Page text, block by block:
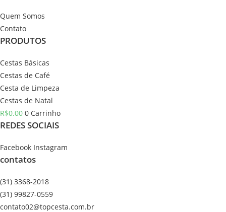
Quem Somos
Contato
PRODUTOS
Cestas Básicas
Cestas de Café
Cesta de Limpeza
Cestas de Natal
R$0.00 0 Carrinho
REDES SOCIAIS
Facebook Instagram
contatos
(31) 3368-2018
(31) 99827-0559
contato02@topcesta.com.br